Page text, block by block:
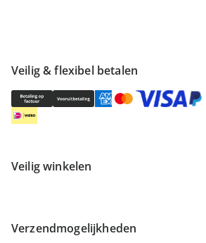
Veilig & flexibel betalen
Veilig winkelen
Verzendmogelijkheden